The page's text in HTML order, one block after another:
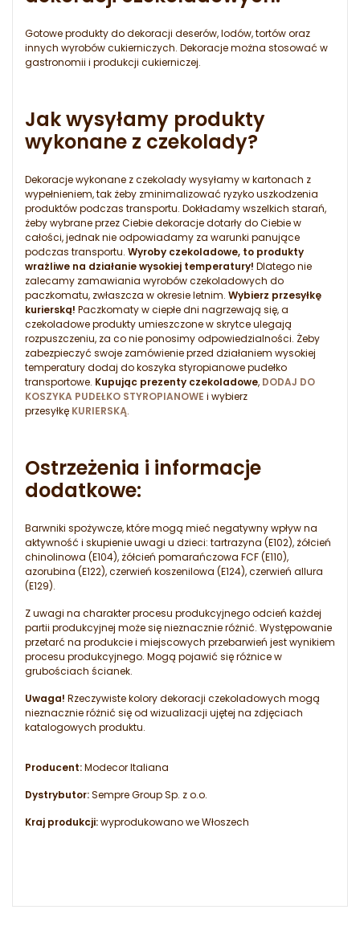
Gotowe produkty do dekoracji deserów, lodów, tortów oraz
innych wyrobów cukierniczych. Dekoracje można stosować w
gastronomii i produkcji cukierniczej.
Jak wysyłamy produkty
wykonane z czekolady?
Dekoracje wykonane z czekolady wysyłamy w kartonach z
wypełnieniem, tak żeby zminimalizować ryzyko uszkodzenia
produktów podczas transportu. Dokładamy wszelkich starań,
żeby wybrane przez Ciebie dekoracje dotarły do Ciebie w
całości, jednak nie odpowiadamy za warunki panujące
podczas transportu. Wyroby czekoladowe, to produkty
wrażliwe na działanie wysokiej temperatury! Dlatego nie
zalecamy zamawiania wyrobów czekoladowych do
paczkomatu, zwłaszcza w okresie letnim. Wybierz przesyłkę
kurierską! Paczkomaty w ciepłe dni nagrzewają się, a
czekoladowe produkty umieszczone w skrytce ulegają
rozpuszczeniu, za co nie ponosimy odpowiedzialności. Żeby
zabezpieczyć swoje zamówienie przed działaniem wysokiej
temperatury dodaj do koszyka styropianowe pudełko
transportowe. Kupując prezenty czekoladowe, DODAJ DO
KOSZYKA PUDEŁKO STYROPIANOWE i wybierz
przesyłkę KURIERSKĄ.
Ostrzeżenia i informacje
dodatkowe:
Barwniki spożywcze, które mogą mieć negatywny wpływ na
aktywność i skupienie uwagi u dzieci: tartrazyna (E102), żółcień
chinolinowa (E104), żółcień pomarańczowa FCF (E110),
azorubina (E122), czerwień koszenilowa (E124), czerwień allura
(E129).
Z uwagi na charakter procesu produkcyjnego odcień każdej
partii produkcyjnej może się nieznacznie różnić. Występowanie
przetarć na produkcie i miejscowych przebarwień jest wynikiem
procesu produkcyjnego. Mogą pojawić się różnice w
grubościach ścianek.
Uwaga! Rzeczywiste kolory dekoracji czekoladowych mogą
nieznacznie różnić się od wizualizacji ujętej na zdjęciach
katalogowych produktu.
Producent:Modecor Italiana
Dystrybutor:Sempre Group Sp. z o.o.
Kraj produkcji:wyprodukowano we Włoszech